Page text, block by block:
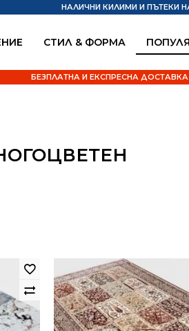
СТИЛ & ФОРМА
НАЛИЧНИ КИЛИМИ И ПЪТЕКИ
БЕЗПЛАТНА И ЕКСПРЕСНА ДОСТАВКА